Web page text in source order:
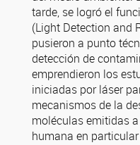
tarde, se logró el
(Light Detection and
pusieron a punto
detección de
emprendieron los
iniciadas por láser
mecanismos de la
moléculas emitidas
humana en particular